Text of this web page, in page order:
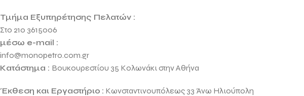
Τμήμα Εξυπηρέτησης Πελατών :
Στο 210 3615006
μέσω e-mail :
info@monopetro.com.gr
Κατάστημα : Βουκουρεστίου 35 Κολωνάκι στην Αθήνα
Έκθεση και Εργαστήριο : Κωνσταντινουπόλεως 33 Άνω Ηλιούπολη